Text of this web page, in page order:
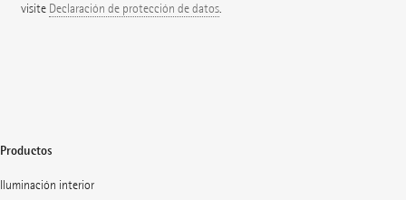
visite Declaración de protección de datos.
Productos
Iluminación interior